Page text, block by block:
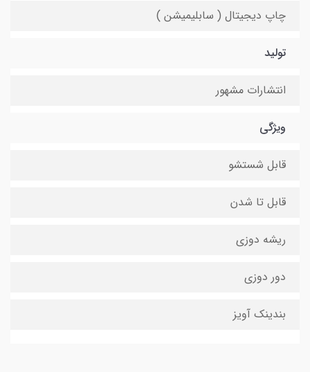
چاپ دیجیتال ( سابلیمیشن )
تولید
انتشارات مشهور
ویژگی
قابل شستشو
قابل تا شدن
ریشه دوزی
دور دوزی
بندینک آویز